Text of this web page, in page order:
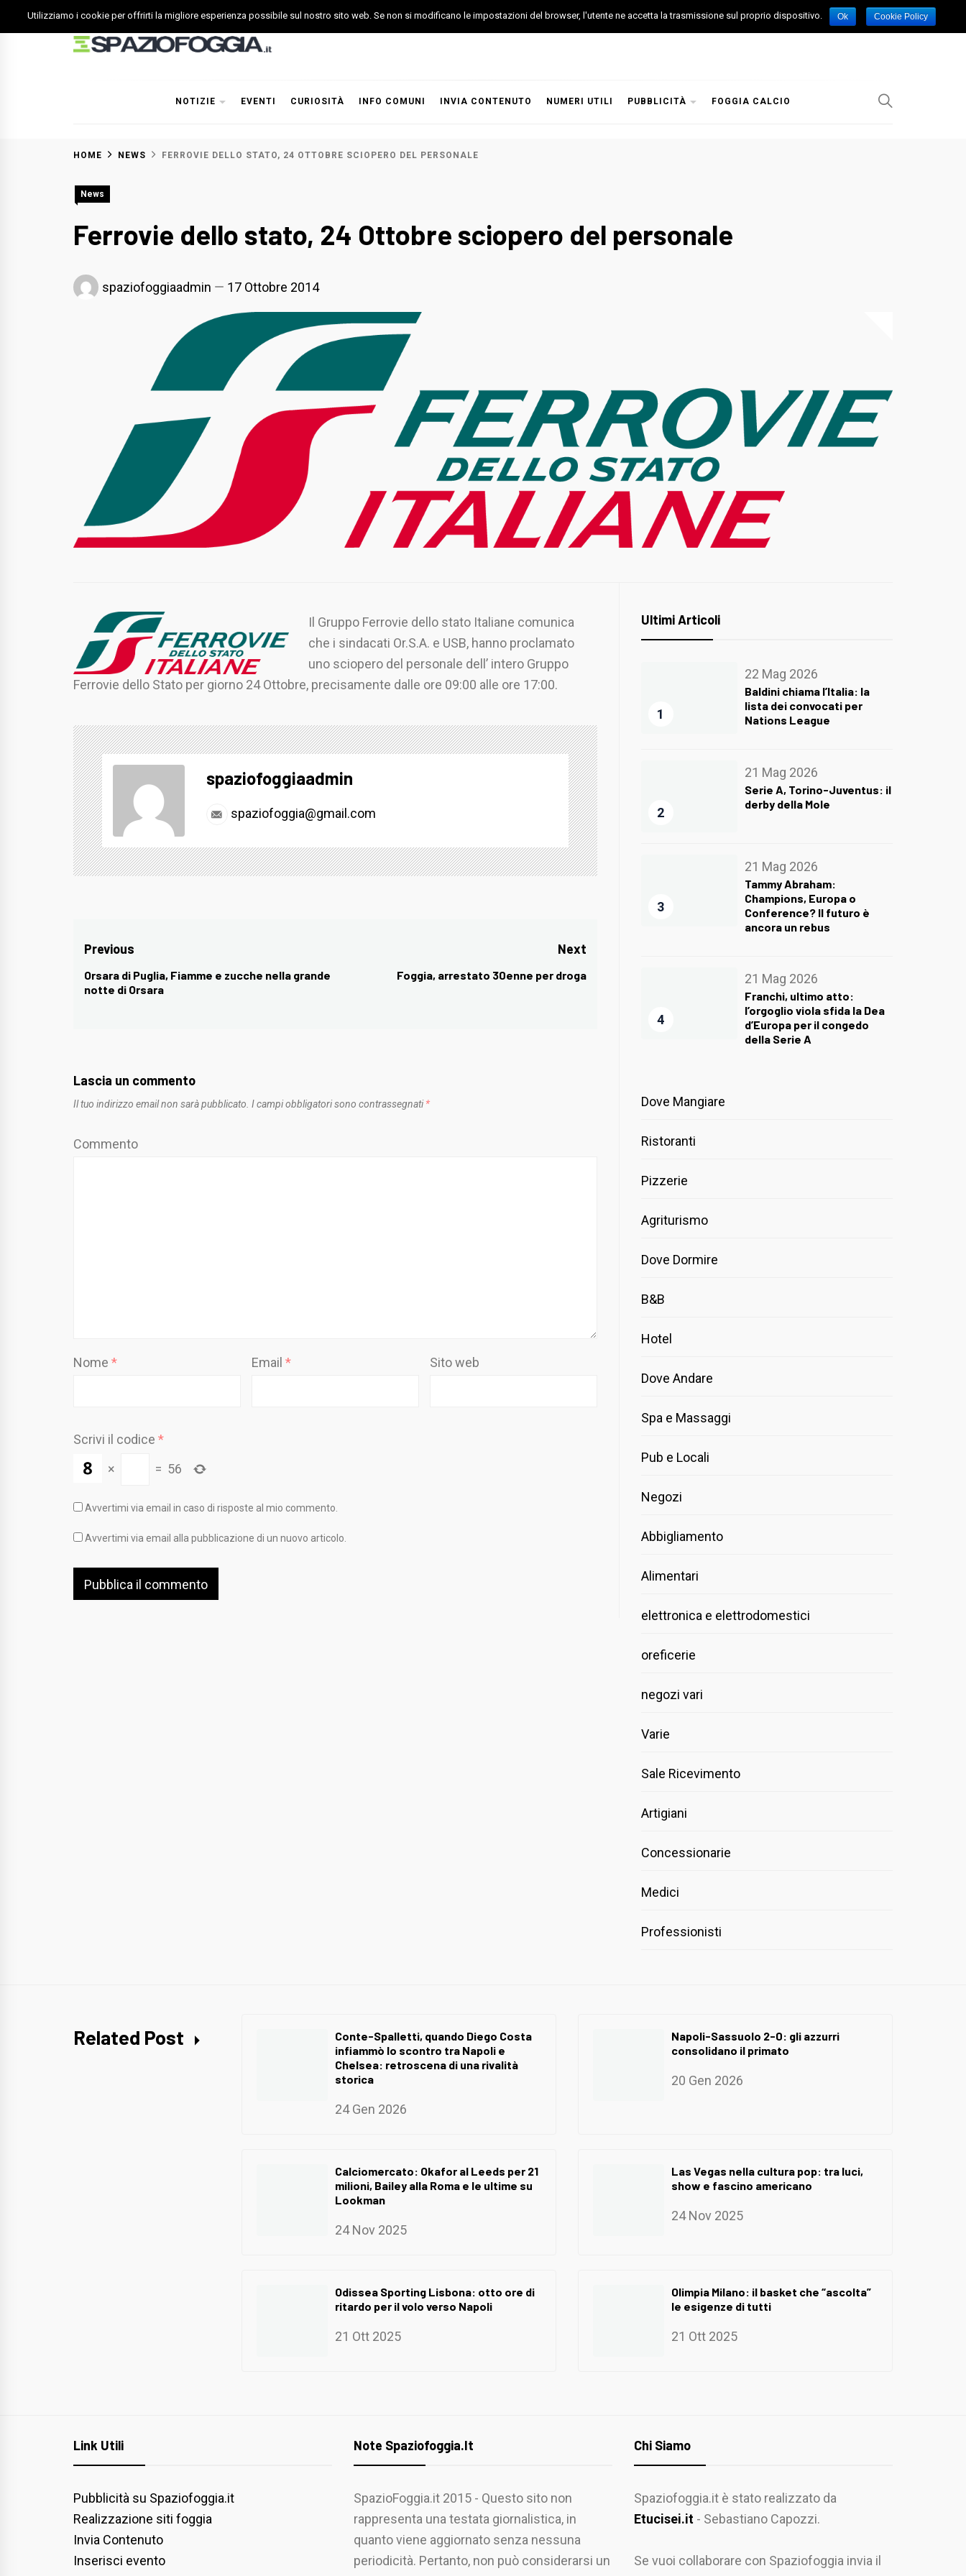
to
NOTIZIE EVENTI CURIOSITÀ INFO COMUNI INVIA CONTENUTO NUMERI UTILI PUBBLICITÀ FOGGIA CALCIO
HOME NEWS FERROVIE DELLO STATO, 24 OTTOBRE SCIOPERO DEL PERSONALE
News
Ferrovie dello stato, 24 Ottobre sciopero del personale
spaziofoggiaadmin 17 Ottobre 2014
Il Gruppo Ferrovie dello stato Italiane comunica
che i sindacati Or.S.A. e USB, hanno proclamato
uno sciopero del personale dell’ intero Gruppo
Ferrovie dello Stato per giorno 24 Ottobre, precisamente dalle ore 09:00 alle ore 17:00.
spaziofoggiaadmin
spaziofoggia@gmail.com
Navigazione
articoli
Previous
Previous
post:
Orsara di Puglia, Fiamme e zucche nella grande
notte di Orsara
Next
Next
Foggia, arrestato 30enne per droga
Lascia un commento
Il tuo indirizzo email non sarà pubblicato. I campi obbligatori sono contrassegnati *
Commento
Nome * Email * Sito web
Scrivi il codice *
×
= 56
Avvertimi via email in caso di risposte al mio commento.
Avvertimi via email alla pubblicazione di un nuovo articolo.
Ultimi Articoli
1
22 Mag 2026
Baldini chiama l’Italia: la
lista dei convocati per
Nations League
2
21 Mag 2026
Serie A, Torino-Juventus: il
derby della Mole
3
21 Mag 2026
Tammy Abraham:
Champions, Europa o
Conference? Il futuro è
ancora un rebus
4
21 Mag 2026
Franchi, ultimo atto:
l’orgoglio viola sfida la Dea
d’Europa per il congedo
della Serie A
Dove Mangiare
Ristoranti
Pizzerie
Agriturismo
Dove Dormire
B&B
Hotel
Dove Andare
Spa e Massaggi
Pub e Locali
Negozi
Abbigliamento
Alimentari
elettronica e elettrodomestici
oreficerie
negozi vari
Varie
Sale Ricevimento
Artigiani
Concessionarie
Medici
Professionisti
Related Post
Conte-Spalletti, quando Diego Costa
infiammò lo scontro tra Napoli e
Chelsea: retroscena di una rivalità
storica
24 Gen 2026
Napoli-Sassuolo 2-0: gli azzurri
consolidano il primato
20 Gen 2026
Calciomercato: Okafor al Leeds per 21
milioni, Bailey alla Roma e le ultime su
Lookman
24 Nov 2025
Las Vegas nella cultura pop: tra luci,
show e fascino americano
24 Nov 2025
Odissea Sporting Lisbona: otto ore di
ritardo per il volo verso Napoli
21 Ott 2025
Olimpia Milano: il basket che “ascolta”
le esigenze di tutti
21 Ott 2025
Link Utili
Pubblicità su Spaziofoggia.it
Realizzazione siti foggia
Invia Contenuto
Inserisci evento
Note Spaziofoggia.it
SpazioFoggia.it 2015 - Questo sito non
rappresenta una testata giornalistica, in
quanto viene aggiornato senza nessuna
periodicità. Pertanto, non può considerarsi un
Chi Siamo
Spaziofoggia.it è stato realizzato da
Etucisei.it - Sebastiano Capozzi.
Se vuoi collaborare con Spaziofoggia invia il
Utilizziamo i cookie per offrirti la migliore esperienza possibile sul nostro sito web. Se non si modificano le impostazioni del browser, l'utente ne accetta la trasmissione sul proprio dispositivo. Ok Cookie Policy